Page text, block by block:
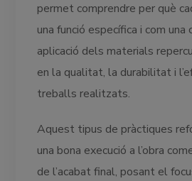
permet comprendre per què
una funció específica i com una
aplicació dels materials
en la qualitat, la durabilitat i
treballs realitzats.
Aquest tipus de pràctiques
una bona execució a l’obra
de l’acabat final, posant el